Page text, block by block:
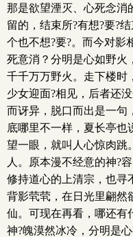
那是欲望湮灭、心死念消
留的，结束所?有想?要?
个也不想?要?。而今对影
死意消？分明是心如野火
千千万万野火。走下楼时
少女迎面?相见，后者还
而讶异，脱口而出是一句
底哪里不一样，夏长亭也
望一眼，就叫人心惊肉跳
人。原本漫不经意的神?
修持道心的上清宗，也寻
背影茕茕，在日光里翩然
仙。可现在再看，哪还有
神?魄漠然冰冷，分明是